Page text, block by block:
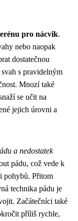
pro nácvik.
nebo naopak
dostatečnou
s pravidelným
Mnozí také
se učit na
jejich úrovni a
a nedostatek
pádu, což vede k
pohybů. Přitom
technika pádu je
Začátečníci také
příliš rychle,